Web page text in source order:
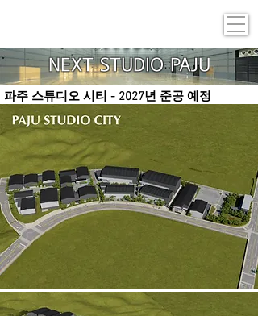
NEXT STUDIO PAJU
​파주 스튜디오 시티 - 2027년 준공 예정